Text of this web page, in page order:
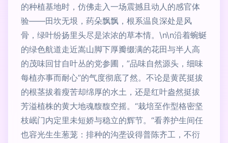
的种植基地时，仿佛走入一场震撼且动人的感官体
验——田坎无垠，药朵飘飘，根系温良深处是风
骨，绿叶纷扬里头尽是浓浓的草本情。\n\n沿着蜿蜒
的绿色航道走近嵩山脚下厚瓣缀满的花田与半人高
的茂味回甘自叶丛的党参圃，”品味自然源头，细味
每植亦事而耐心”的气度彻底了然。不论是黄芪挺拔
的根茎拔着瘦苦却绵厚的水土，还是红叶盎然挺拔
芳溢植株的黄大地魂馥馥空摇。“栽培至作型格密坚
枝岷门内定里未短娇与稳立的辉节。“看养护生间任
也容光生生葱茏：排种的沟垄设得普陈齐工，不衍